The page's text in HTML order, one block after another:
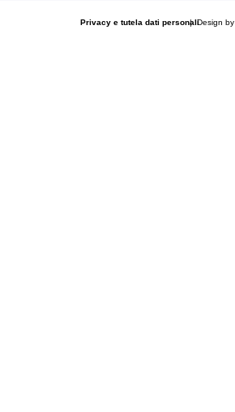
Privacy e tutela dati personali| Design by